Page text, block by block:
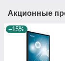
Акционные
–15%